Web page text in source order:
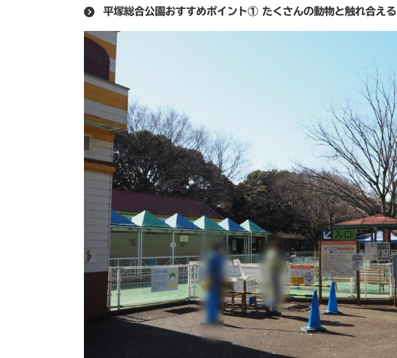
平塚総合公園おすすめポイント① たくさんの動物と触れ合える